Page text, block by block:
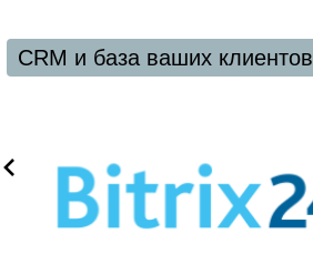
CRM и база ваших клиентов